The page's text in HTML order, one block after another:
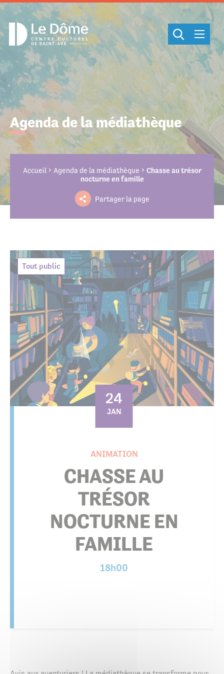
Agenda de la médiathèque
Accueil Agenda de la médiathèque
Chasse au trésor
nocturne en famille
Partager la page
Tout public
24
JAN
ANIMATION
CHASSE AU
TRÉSOR
NOCTURNE EN
FAMILLE
18h00
Cookies management panel